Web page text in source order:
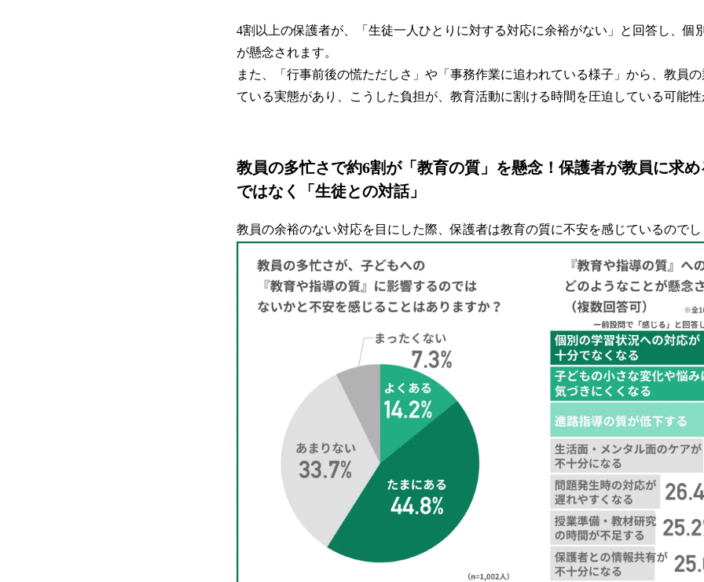
4割以上の保護者が、「生徒一人ひとりに対する対応に余裕がない」と回答し、個
が懸念されます。
また、「行事前後の慌ただしさ」や「事務作業に追われている様子」から、教員
ている実態があり、こうした負担が、教育活動に割ける時間を圧迫している可能
教員の多忙さで約6割が「教育の質」を懸念！保護者が教員に求
ではなく「生徒との対話」
教員の余裕のない対応を目にした際、保護者は教育の質に不安を感じているので